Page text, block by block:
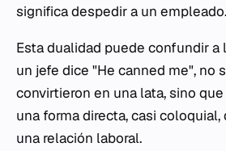
significa despedir a un empleado.
Esta dualidad puede confundir a
un jefe dice "He canned me", no
convirtieron en una lata, sino
una forma directa, casi
una relación laboral.